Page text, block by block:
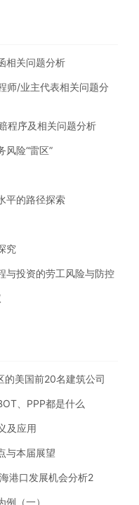
相关问题分析
师/业主代表相关问题分
程序及相关问题分析
风险“雷区”
平的路径探索
究
与投资的劳工风险与防控
的美国前20名建筑公司
、PPP都是什么
及应用
与本届展望
港口发展机会分析2
（一）